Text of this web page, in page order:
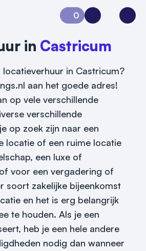
aan
0
Aanvraag 0Inloggen
in Castricum
locatieverhuur in Castricum?
aan het goede adres!
op vele verschillende
verschillende
op zoek zijn naar een
locatie of een ruime locatie
een luxe of
voor een vergadering of
soort zakelijke bijeenkomst
en het is erg belangrijk
te houden. Als je een
heb je een hele andere
nodig dan wanneer